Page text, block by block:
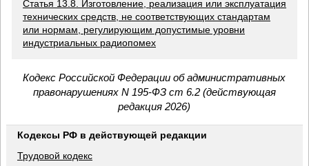
Статья 13.8. Изготовление, реализация или эксплуатация
технических средств, не соответствующих стандартам
или нормам, регулирующим допустимые уровни
индустриальных радиопомех
Кодекс Российской Федерации об административных
правонарушениях N 195-ФЗ ст 6.2 (действующая
редакция 2026)
Кодексы РФ в действующей редакции
Трудовой кодекс